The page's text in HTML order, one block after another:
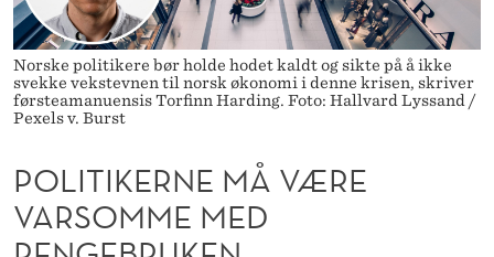
K
E
N
E
M
E
N
Y
T
E
D
E
T
Om Bulletin
Norske politikere bør holde hodet kaldt og sikte på å ikke
svekke vekstevnen til norsk økonomi i denne krisen, skriver
førsteamanuensis Torfinn Harding. Foto: Hallvard Lyssand /
Pexels v. Burst
POLITIKERNE MÅ VÆRE
VARSOMME MED